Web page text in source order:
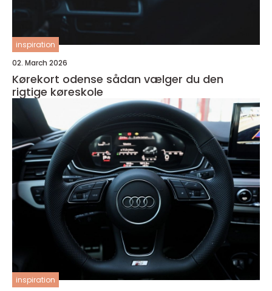
inspiration
02. March 2026
Kørekort odense sådan vælger du den
rigtige køreskole
inspiration